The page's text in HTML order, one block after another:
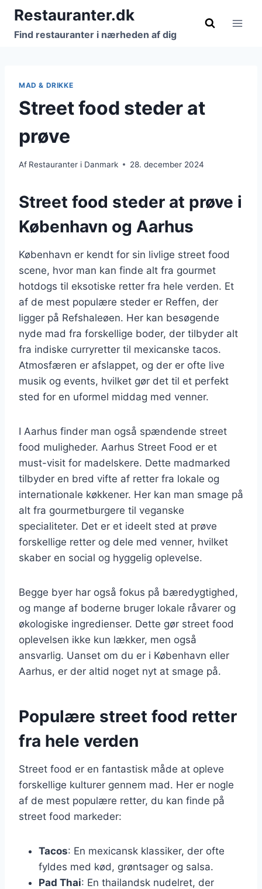
Fortsæt
indhold
Restauranter.dk
Find restauranter i nærheden af dig
MAD & DRIKKE
Street food steder at
prøve
Af Restauranter i Danmark 28. december 2024
Street food steder at prøve i
København og Aarhus
København er kendt for sin livlige street food
scene, hvor man kan finde alt fra gourmet
hotdogs til eksotiske retter fra hele verden. Et
af de mest populære steder er Reffen, der
ligger på Refshaleøen. Her kan besøgende
nyde mad fra forskellige boder, der tilbyder alt
fra indiske curryretter til mexicanske tacos.
Atmosfæren er afslappet, og der er ofte live
musik og events, hvilket gør det til et perfekt
sted for en uformel middag med venner.
I Aarhus finder man også spændende street
food muligheder. Aarhus Street Food er et
must-visit for madelskere. Dette madmarked
tilbyder en bred vifte af retter fra lokale og
internationale køkkener. Her kan man smage på
alt fra gourmetburgere til veganske
specialiteter. Det er et ideelt sted at prøve
forskellige retter og dele med venner, hvilket
skaber en social og hyggelig oplevelse.
Begge byer har også fokus på bæredygtighed,
og mange af boderne bruger lokale råvarer og
økologiske ingredienser. Dette gør street food
oplevelsen ikke kun lækker, men også
ansvarlig. Uanset om du er i København eller
Aarhus, er der altid noget nyt at smage på.
Populære street food retter
fra hele verden
Street food er en fantastisk måde at opleve
forskellige kulturer gennem mad. Her er nogle
af de mest populære retter, du kan finde på
street food markeder:
Tacos: En mexicansk klassiker, der ofte
fyldes med kød, grøntsager og salsa.
Pad Thai: En thailandsk nudelret, der